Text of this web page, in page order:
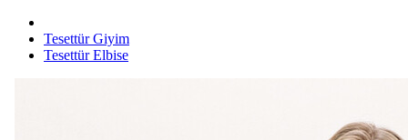
Tesettür Giyim
Tesettür Elbise